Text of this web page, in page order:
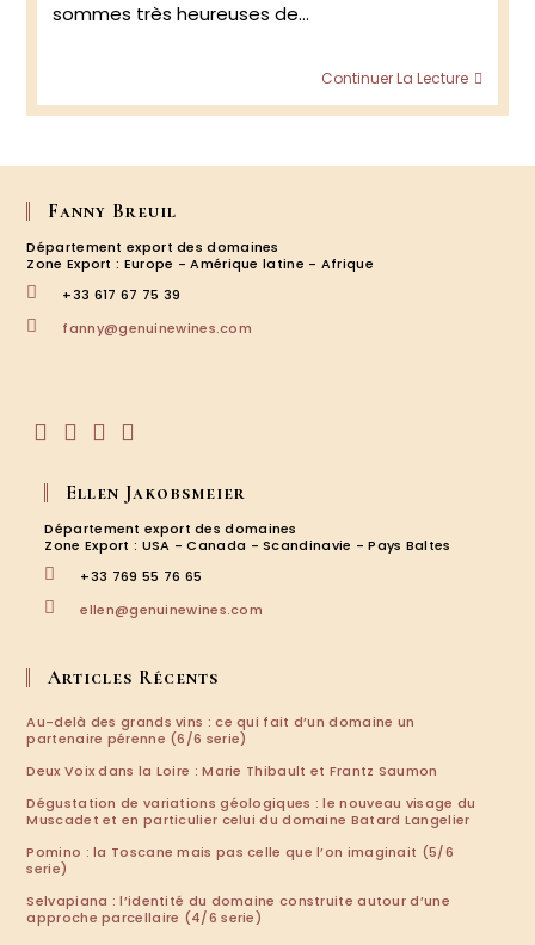
sommes très heureuses de…
Continuer La Lecture
Fanny Breuil
Département export des domaines
Zone Export : Europe - Amérique latine - Afrique
+33 617 67 75 39
fanny@genuinewines.com
dans
un
nouvel
onglet
un
nouvel
onglet
un
nouvel
onglet
un
nouvel
onglet
Ellen Jakobsmeier
Département export des domaines
Zone Export : USA - Canada - Scandinavie - Pays Baltes
+33 769 55 76 65
ellen@genuinewines.com
Articles Récents
Au-delà des grands vins : ce qui fait d’un domaine un
partenaire pérenne (6/6 serie)
Deux Voix dans la Loire : Marie Thibault et Frantz Saumon
Dégustation de variations géologiques : le nouveau visage du
Muscadet et en particulier celui du domaine Batard Langelier
Pomino : la Toscane mais pas celle que l’on imaginait (5/6
serie)
Selvapiana : l’identité du domaine construite autour d’une
approche parcellaire (4/6 serie)